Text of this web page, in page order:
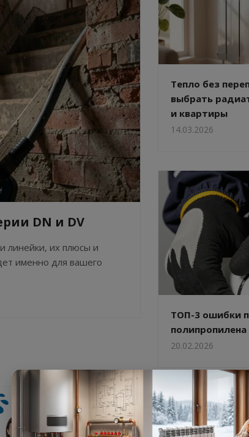
DN и DV
линейки, их плюсы и
именно для вашего
Тепло без
выбрать
и квартиры
14.03.2026
ТОП-3 ошибки
полипропилена
20.02.2026